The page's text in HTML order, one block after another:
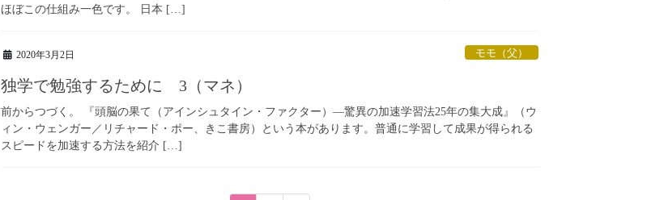
ほぼこの仕組み一色です。 日本 […]
2020年3月2日 モモ（父）
独学で勉強するために 3（マネ）
前からつづく。 『頭脳の果て（アインシュタイン・ファクター）―驚異の加速学習法25年の集大成』（ウ
ィン・ウェンガー／リチャード・ポー、きこ書房）という本があります。普通に学習して成果が得られる
スピードを加速する方法を紹介 […]